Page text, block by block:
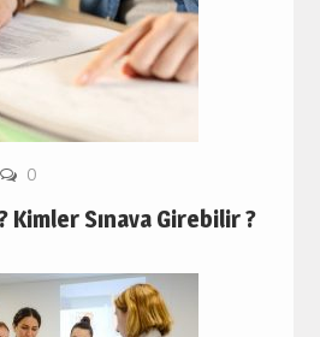
0
Kimler Sınava Girebilir ?